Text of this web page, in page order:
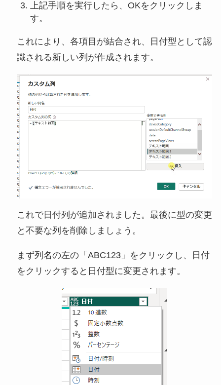
上記手順を実行したら、OKをクリックしま
す。
これにより、各項目が結合され、日付型として認
識される新しい列が作成されます。
これで日付列が追加されました。最後に型の変更
と不要な列を削除しましょう。
まず列名の左の「ABC123」をクリックし、日付
をクリックすると日付型に変更されます。